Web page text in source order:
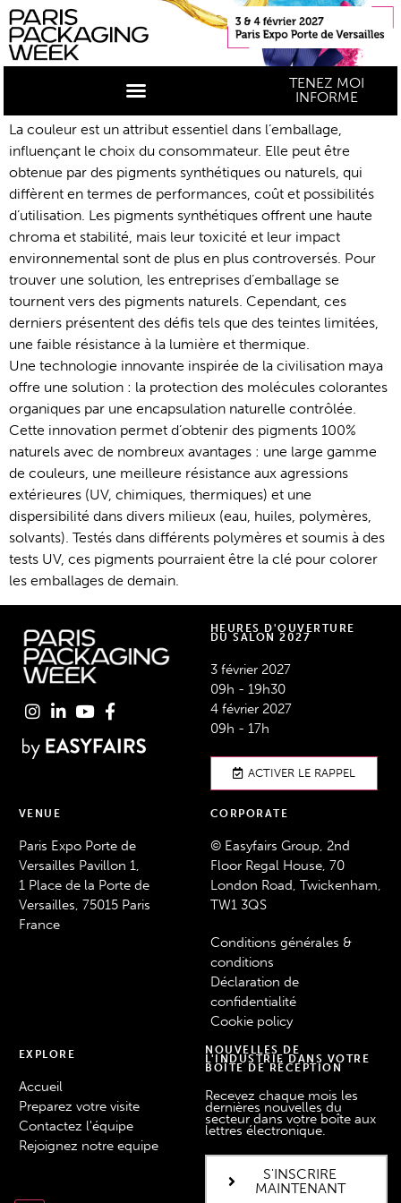
TENEZ MOI
INFORME
La couleur est un attribut essentiel dans l’emballage,
influençant le choix du consommateur. Elle peut être
obtenue par des pigments synthétiques ou naturels, qui
diffèrent en termes de performances, coût et possibilités
d’utilisation. Les pigments synthétiques offrent une haute
chroma et stabilité, mais leur toxicité et leur impact
environnemental sont de plus en plus controversés. Pour
trouver une solution, les entreprises d’emballage se
tournent vers des pigments naturels. Cependant, ces
derniers présentent des défis tels que des teintes limitées,
une faible résistance à la lumière et thermique.
Une technologie innovante inspirée de la civilisation maya
offre une solution : la protection des molécules colorantes
organiques par une encapsulation naturelle contrôlée.
Cette innovation permet d’obtenir des pigments 100%
naturels avec de nombreux avantages : une large gamme
de couleurs, une meilleure résistance aux agressions
extérieures (UV, chimiques, thermiques) et une
dispersibilité dans divers milieux (eau, huiles, polymères,
solvants). Testés dans différents polymères et soumis à des
tests UV, ces pigments pourraient être la clé pour colorer
les emballages de demain.
HEURES D'OUVERTURE
DU SALON 2027
3 février 2027
09h - 19h30
4 février 2027
09h - 17h
ACTIVER LE RAPPEL
VENUE
Paris Expo Porte de
Versailles Pavillon 1,
1 Place de la Porte de
Versailles, 75015 Paris
France
CORPORATE
© Easyfairs Group, 2nd
Floor Regal House, 70
London Road, Twickenham,
TW1 3QS
Conditions générales &
conditions
Déclaration de
confidentialité
Cookie policy
EXPLORE
Accueil
Preparez votre visite
Contactez l'équipe
Rejoignez notre equipe
NOUVELLES DE
L'INDUSTRIE DANS VOTRE
BOÎTE DE RÉCEPTION
Recevez chaque mois les
dernières nouvelles du
secteur dans votre boîte aux
lettres électronique.
S'INSCRIRE
MAINTENANT